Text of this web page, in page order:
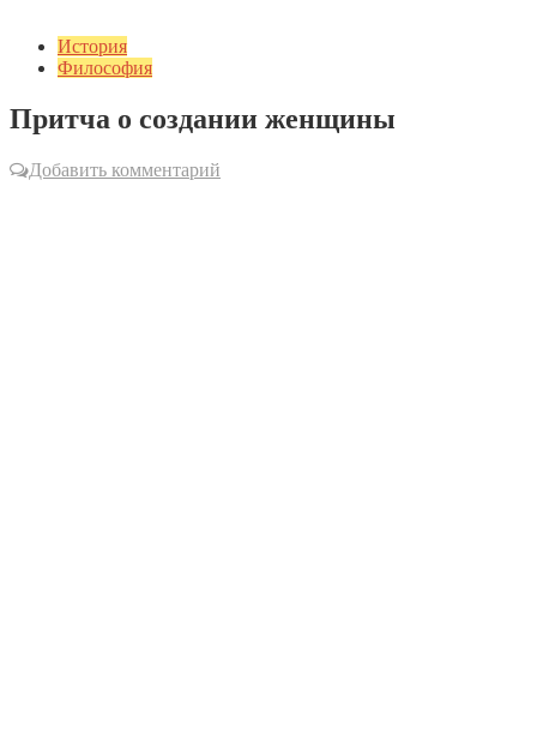
История
Философия
Притча о создании женщины
Добавить комментарий